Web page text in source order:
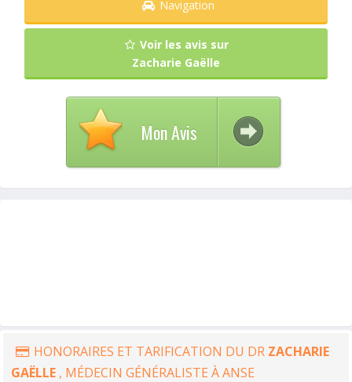
Navigation
Voir les avis sur
Zacharie Gaëlle
Mon Avis
HONORAIRES ET TARIFICATION DU DR ZACHARIE
GAËLLE , MÉDECIN GÉNÉRALISTE À ANSE